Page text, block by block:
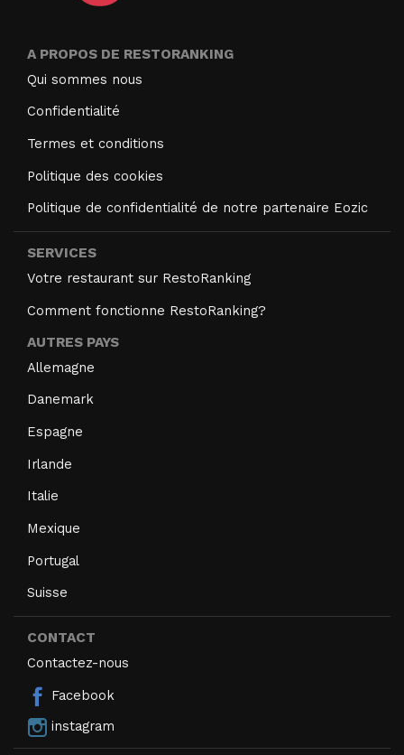
A PROPOS DE RESTORANKING
Qui sommes nous
Confidentialité
Termes et conditions
Politique des cookies
Politique de confidentialité de notre partenaire Eozic
SERVICES
Votre restaurant sur RestoRanking
Comment fonctionne RestoRanking?
AUTRES PAYS
Allemagne
Danemark
Espagne
Irlande
Italie
Mexique
Portugal
Suisse
CONTACT
Contactez-nous
Facebook
instagram